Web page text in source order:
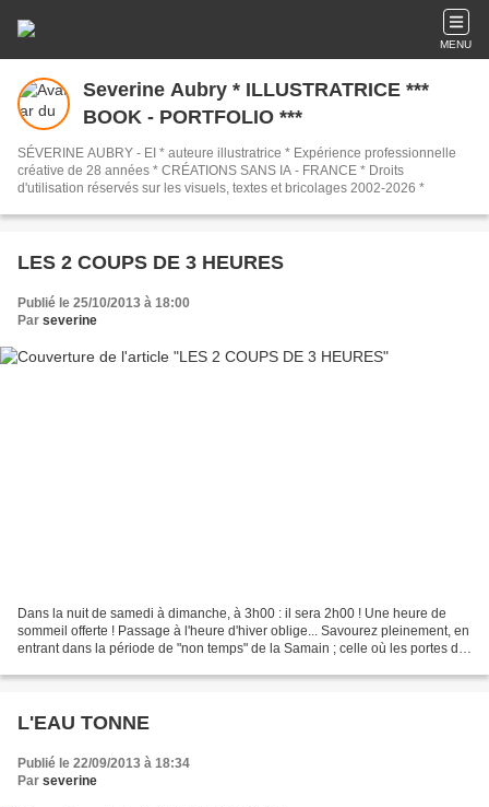
MENU
Severine Aubry * ILLUSTRATRICE ***
BOOK - PORTFOLIO ***
SÉVERINE AUBRY - EI * auteure illustratrice * Expérience professionnelle
créative de 28 années * CRÉATIONS SANS IA - FRANCE * Droits
d'utilisation réservés sur les visuels, textes et bricolages 2002-2026 *
LES 2 COUPS DE 3 HEURES
Publié le 25/10/2013 à 18:00
Par severine
Dans la nuit de samedi à dimanche, à 3h00 : il sera 2h00 ! Une heure de
sommeil offerte ! Passage à l'heure d'hiver oblige... Savourez pleinement, en
entrant dans la période de "non temps" de la Samain ; celle où les portes du
L'EAU TONNE
Publié le 22/09/2013 à 18:34
Par severine